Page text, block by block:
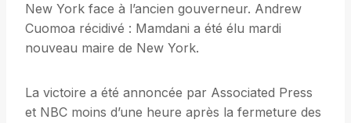
New York face à l’ancien gouverneur. Andrew
Cuomoa récidivé : Mamdani a été élu mardi
nouveau maire de New York.
La victoire a été annoncée par Associated Press
et NBC moins d’une heure après la fermeture des